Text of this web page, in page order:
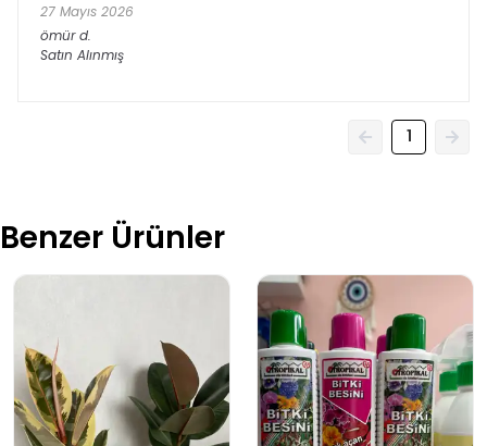
27 Mayıs 2026
ömür d.
Satın Alınmış
1
Benzer Ürünler